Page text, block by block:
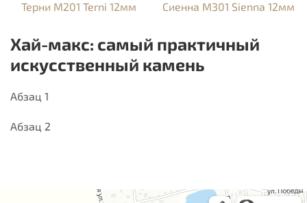
Терни M201 Terni 12мм Сиенна M301 Sienna 12мм
Хай-макс: самый практичный
искусственный камень
Абзац 1
Абзац 2